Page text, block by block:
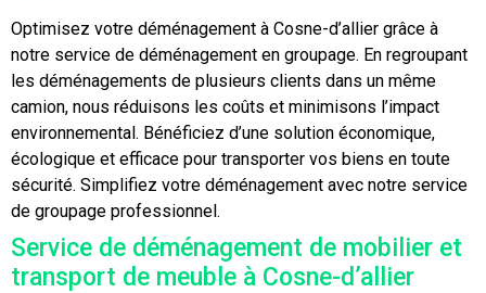
Optimisez votre déménagement à Cosne-d’allier grâce à
notre service de déménagement en groupage. En regroupant
les déménagements de plusieurs clients dans un même
camion, nous réduisons les coûts et minimisons l’impact
environnemental. Bénéficiez d’une solution économique,
écologique et efficace pour transporter vos biens en toute
sécurité. Simplifiez votre déménagement avec notre service
de groupage professionnel.
Service de déménagement de mobilier et
transport de meuble à Cosne-d’allier